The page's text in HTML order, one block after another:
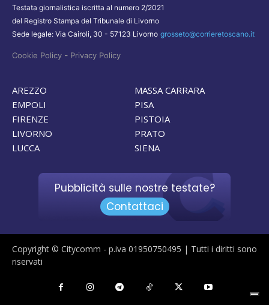
Testata giornalistica iscritta al numero 2/2021
del Registro Stampa del Tribunale di Livorno
Sede legale: Via Cairoli, 30 - 57123 Livorno grosseto@corrieretoscano.it
Cookie Policy - Privacy Policy
AREZZO
EMPOLI
FIRENZE
LIVORNO
LUCCA
MASSA CARRARA
PISA
PISTOIA
PRATO
SIENA
Pubblicità sulle nostre testate?
Contattaci
Copyright © Citycomm - p.iva 01950750495 | Tutti i diritti sono
riservati